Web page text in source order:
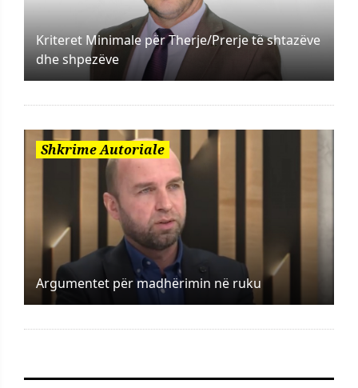
Kriteret Minimale për Therje/Prerje të shtazëve
dhe shpezëve
Shkrime Autoriale
Argumentet për madhërimin në ruku